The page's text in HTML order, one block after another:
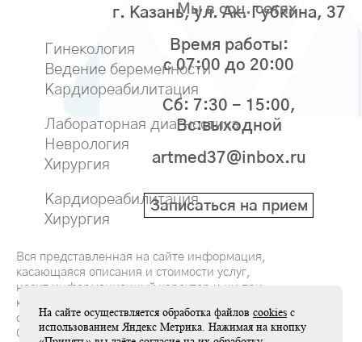
г. Казань, ул. Ак. Губкина, 37
Время работы:
с 07:00 до 20:00
Сб: 7:30 - 15:00,
Вс:выходной
artmed37@inbox.ru
Записаться на прием
Мы в соц. сетях
Гинекология
Ведение беременности
Кардиореабилитация
Лабораторная диагностика
Неврология
Хирургия
Кардиореабилитация
Хирургия
Вся представленная на сайте информация,
касающаяся описания и стоимости услуг,
носит информационный характер и ни при
каких условиях не является публичной
офертой, определяемой положениями
Статьи 437(2) Гражданского кодекса РФ
На сайте осуществляется обработка файлов cookies с
использованием Яндекс Метрика. Нажимая на кнопку